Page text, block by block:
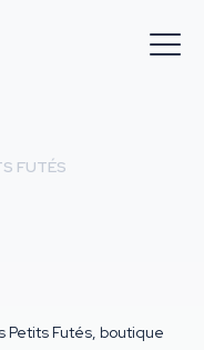
FUTÉS
Futés, boutique